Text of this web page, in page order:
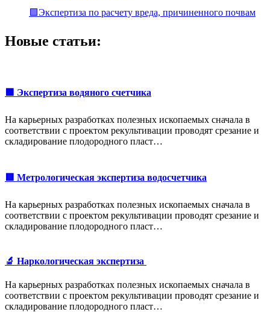
🟩Экспертиза по расчету вреда, причиненного почвам
Новые статьи:
🟩 Экспертиза водяного счетчика
На карьерных разработках полезных ископаемых сначала в
соответствии с проектом рекультивации проводят срезание и
складирование плодородного пласт…
🟥 Метрологическая экспертиза водосчетчика
На карьерных разработках полезных ископаемых сначала в
соответствии с проектом рекультивации проводят срезание и
складирование плодородного пласт…
🔬 Наркологическая экспертиза
На карьерных разработках полезных ископаемых сначала в
соответствии с проектом рекультивации проводят срезание и
складирование плодородного пласт…